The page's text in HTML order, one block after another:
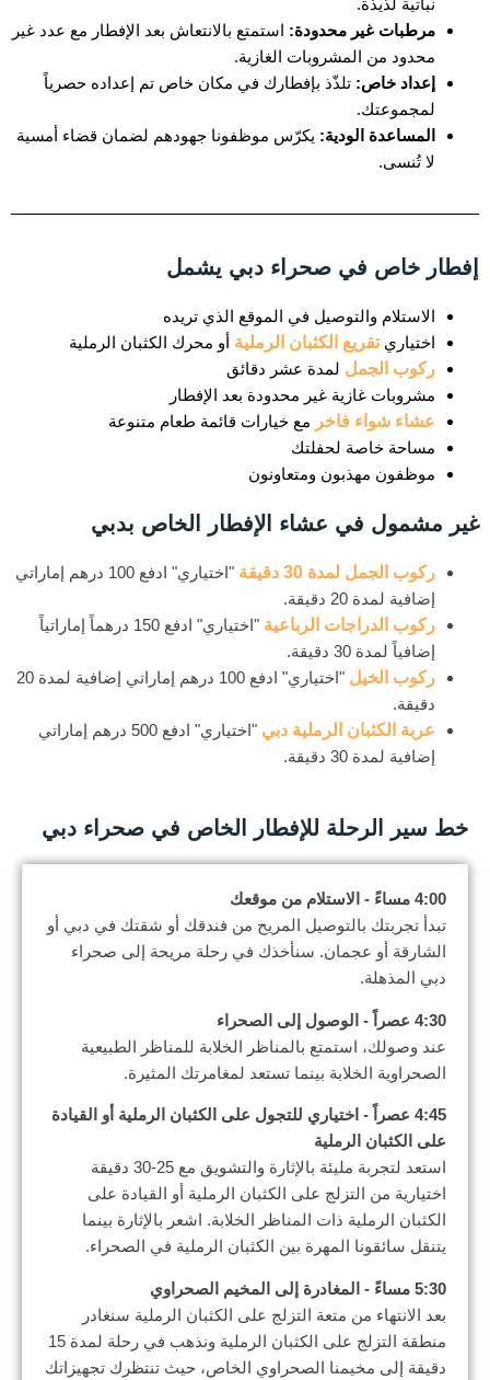
نباتية لذيذة.
مرطبات غير محدودة: استمتع بالانتعاش بعد الإفطار مع عدد غير
محدود من المشروبات الغازية.
إعداد خاص: تلذّذ بإفطارك في مكان خاص تم إعداده حصرياً
لمجموعتك.
المساعدة الودية: يكرّس موظفونا جهودهم لضمان قضاء أمسية
لا تُنسى.
إفطار خاص في صحراء دبي يشمل
الاستلام والتوصيل في الموقع الذي تريده
اختياريتقريع الكثبان الرملية أو محرك الكثبان الرملية
ركوب الجمل لمدة عشر دقائق
مشروبات غازية غير محدودة بعد الإفطار
عشاء شواء فاخر مع خيارات قائمة طعام متنوعة
مساحة خاصة لحفلتك
موظفون مهذبون ومتعاونون
غير مشمول في عشاء الإفطار الخاص بدبي
ركوب الجمل لمدة 30 دقيقة
"اختياري" ادفع 100 درهم إماراتي
إضافية لمدة 20 دقيقة.
ركوب الدراجات الرباعية
"اختياري" ادفع 150 درهماً إماراتياً
إضافياً لمدة 30 دقيقة.
ركوب الخيل
"اختياري" ادفع 100 درهم إماراتي إضافية لمدة 20
دقيقة.
عربة الكثبان الرملية دبي
"اختياري" ادفع 500 درهم إماراتي
إضافية لمدة 30 دقيقة.
خط سير الرحلة للإفطار الخاص في صحراء دبي
4:00 مساءً - الاستلام من موقعك
تبدأ تجربتك بالتوصيل المريح من فندقك أو شقتك في دبي أو
الشارقة أو عجمان. سنأخذك في رحلة مريحة إلى صحراء
دبي المذهلة.
4:30 عصراً - الوصول إلى الصحراء
عند وصولك، استمتع بالمناظر الخلابة للمناظر الطبيعية
الصحراوية الخلابة بينما تستعد لمغامرتك المثيرة.
4:45 عصراً - اختياري للتجول على الكثبان الرملية أو القيادة
على الكثبان الرملية
استعد لتجربة مليئة بالإثارة والتشويق مع 25-30 دقيقة
اختيارية من التزلج على الكثبان الرملية أو القيادة على
الكثبان الرملية ذات المناظر الخلابة. اشعر بالإثارة بينما
يتنقل سائقونا المهرة بين الكثبان الرملية في الصحراء.
5:30 مساءً - المغادرة إلى المخيم الصحراوي
بعد الانتهاء من متعة التزلج على الكثبان الرملية سنغادر
منطقة التزلج على الكثبان الرملية ونذهب في رحلة لمدة 15
دقيقة إلى مخيمنا الصحراوي الخاص، حيث تنتظرك تجهيزاتك